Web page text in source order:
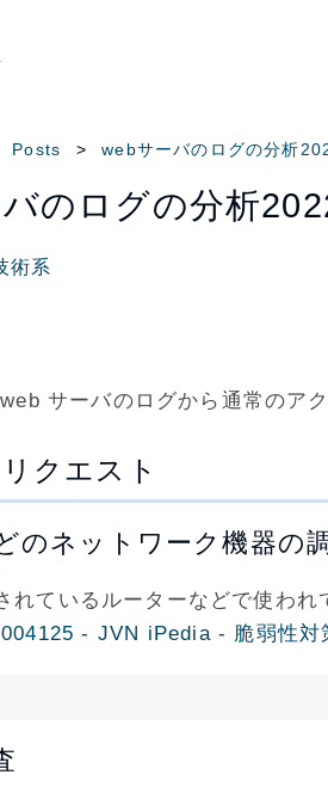
Posts webサーバのログの分析
のログの分析
術系
サーバのログから通常のア
クエスト
のネットワーク機器の
れているルーターなどで使わ
- JVN iPedia - 脆弱性対